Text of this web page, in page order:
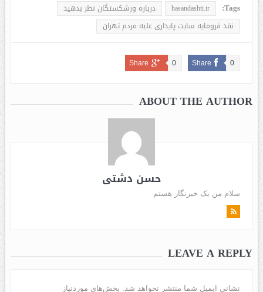
Tags:
hasandashti.ir
درباره ورشكستگان نظر بدهيد
نقد فرومايه سایت‌ پایداری عليه مردم‌ تهران
Share 0
Share 0
ABOUT THE AUTHOR
حسن دشتی
سلام من یک خبرنگار هستم
LEAVE A REPLY
نشانی ایمیل شما منتشر نخواهد شد. بخش‌های موردنیاز